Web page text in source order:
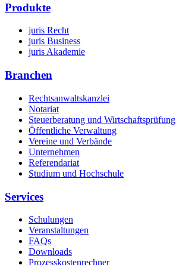
Produkte
juris Recht
juris Business
juris Akademie
Branchen
Rechtsanwaltskanzlei
Notariat
Steuerberatung und Wirtschaftsprüfung
Öffentliche Verwaltung
Vereine und Verbände
Unternehmen
Referendariat
Studium und Hochschule
Services
Schulungen
Veranstaltungen
FAQs
Downloads
Prozesskostenrechner